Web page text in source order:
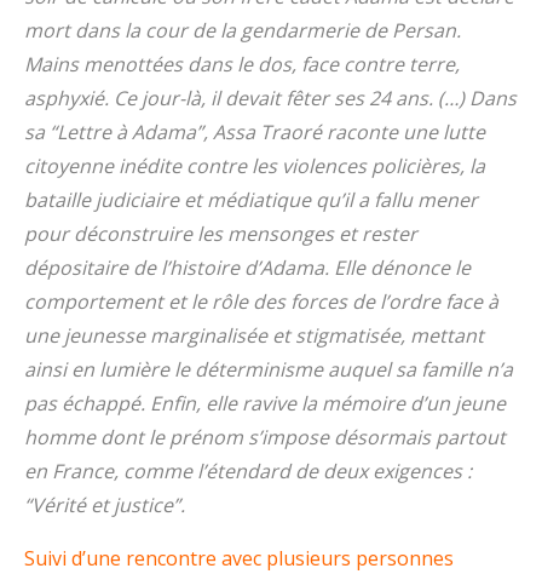
mort dans la cour de la gendarmerie de Persan.
Mains menottées dans le dos, face contre terre,
asphyxié. Ce jour-là, il devait fêter ses 24 ans. (…) Dans
sa “Lettre à Adama”, Assa Traoré raconte une lutte
citoyenne inédite contre les violences policières, la
bataille judiciaire et médiatique qu’il a fallu mener
pour déconstruire les mensonges et rester
dépositaire de l’histoire d’Adama. Elle dénonce le
comportement et le rôle des forces de l’ordre face à
une jeunesse marginalisée et stigmatisée, mettant
ainsi en lumière le déterminisme auquel sa famille n’a
pas échappé. Enfin, elle ravive la mémoire d’un jeune
homme dont le prénom s’impose désormais partout
en France, comme l’étendard de deux exigences :
“Vérité et justice”.
Suivi d’une rencontre avec plusieurs personnes